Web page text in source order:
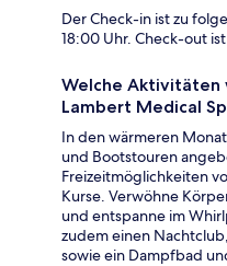
Der Check-in ist zu
18:00 Uhr. Check-out
Welche Aktivitäten
Lambert Medical
In den wärmeren
und Bootstouren
Freizeitmöglichkeiten
Kurse. Verwöhne
und entspanne im
zudem einen
sowie ein Dampfbad